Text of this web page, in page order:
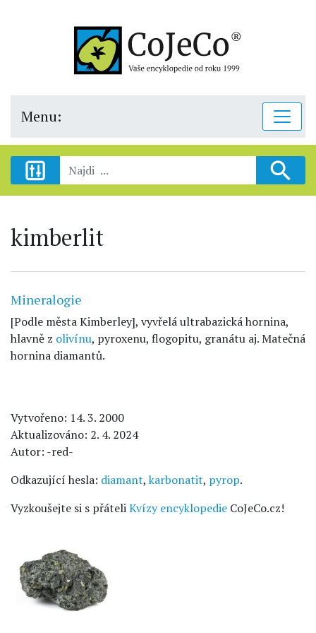
Menu:
kimberlit
Mineralogie
[Podle města Kimberley], vyvřelá ultrabazická hornina,
hlavně z olivínu, pyroxenu, flogopitu, granátu aj. Matečná
hornina diamantů.
Vytvořeno: 14. 3. 2000
Aktualizováno: 2. 4. 2024
Autor: -red-
Odkazující hesla: diamant,karbonatit, pyrop.
Vyzkoušejte si s přáteliKvízy encyklopedie CoJeCo.cz!